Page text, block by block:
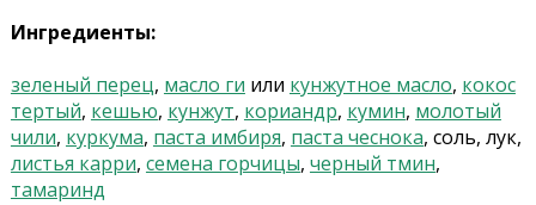
Ингредиенты:
зеленый перец, масло ги или кунжутное масло, кокос
тертый, кешью, кунжут, кориандр, кумин, молотый
чили, куркума, паста имбиря, паста чеснока, соль, лук,
листья карри, семена горчицы, черный тмин,
тамаринд